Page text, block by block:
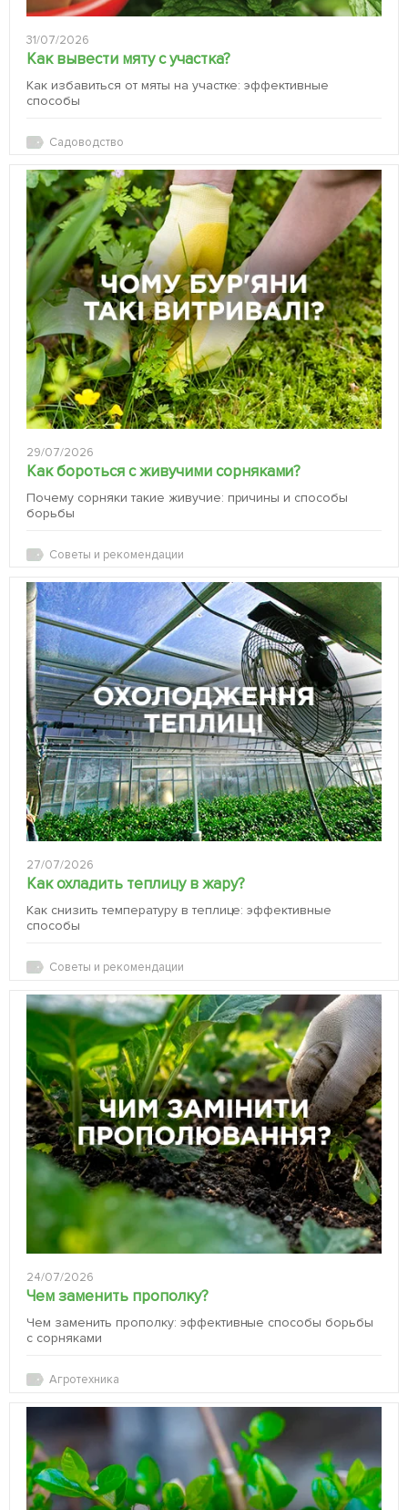
31/07/2026
Как вывести мяту с участка?
Как избавиться от мяты на участке: эффективные
способы
Садоводство
29/07/2026
Как бороться с живучими сорняками?
Почему сорняки такие живучие: причины и способы
борьбы
Советы и рекомендации
27/07/2026
Как охладить теплицу в жару?
Как снизить температуру в теплице: эффективные
способы
Советы и рекомендации
24/07/2026
Чем заменить прополку?
Чем заменить прополку: эффективные способы борьбы
с сорняками
Агротехника